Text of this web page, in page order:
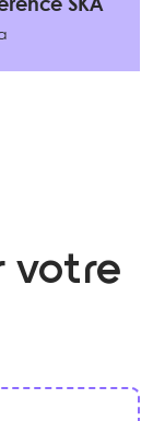
SKA
votre